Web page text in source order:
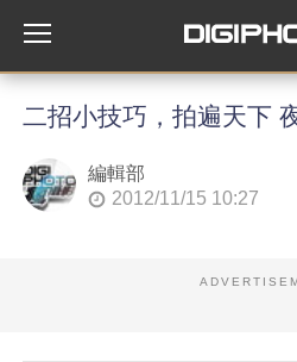
二招小技巧，拍遍天下
編輯部
2012/11/15 10:27